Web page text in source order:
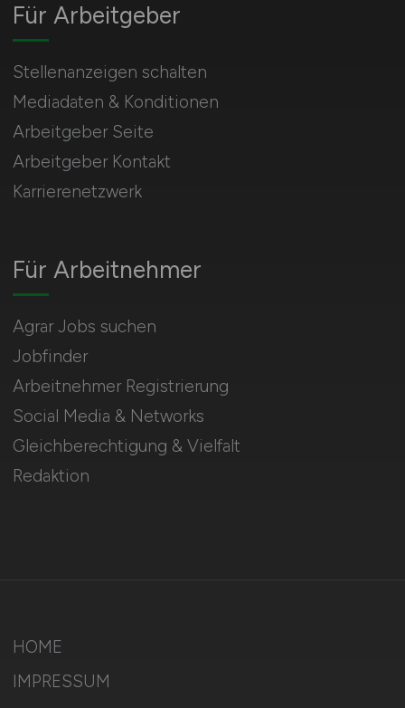
Für Arbeitnehmer
Agrar Jobs suchen
Jobfinder
Arbeitnehmer Registrierung
Social Media & Networks
Gleichberechtigung & Vielfalt
Redaktion
Für Arbeitgeber
Stellenanzeigen schalten
Mediadaten & Konditionen
Arbeitgeber Seite
Arbeitgeber Kontakt
Karrierenetzwerk
HOME
IMPRESSUM